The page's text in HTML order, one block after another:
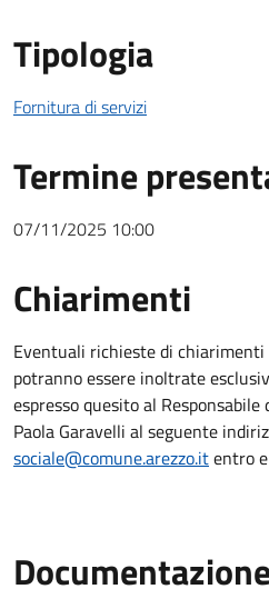
Tipologia
Fornitura di servizi
Termine
07/11/2025 10:00
Chiarimenti
Chiarimenti
Eventuali richieste di
potranno essere inoltrate
espresso quesito al
Paola Garavelli al seguente
sociale@comune.arezzo.itentro